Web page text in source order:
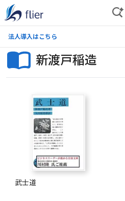
法人導入はこちら
新渡戸稲造
武士道